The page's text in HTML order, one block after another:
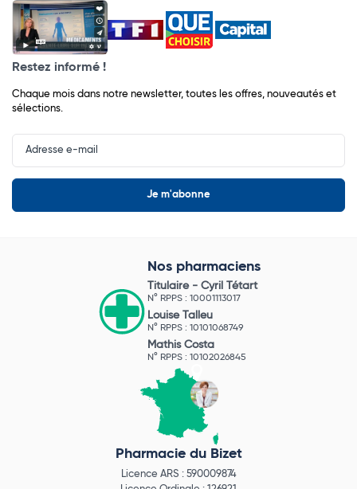
Restez informé !
Chaque mois dans notre newsletter, toutes les offres, nouveautés et
sélections.
Input
Newsletter
Nos pharmaciens
Titulaire - Cyril Tétart
N° RPPS : 10001113017
Louise Talleu
N° RPPS : 10101068749
Mathis Costa
N° RPPS : 10102026845
Pharmacie du Bizet
Licence ARS : 590009874